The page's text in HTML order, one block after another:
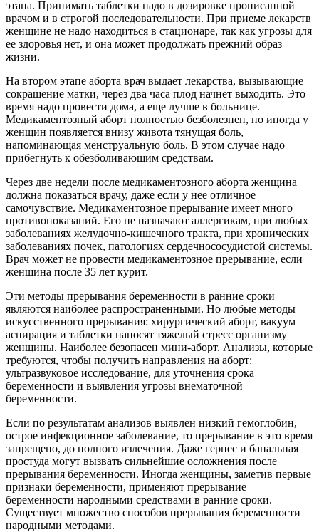
этапа. Принимать таблетки надо в дозировке прописанной
врачом и в строгой последовательности. При приеме лекарств
женщине не надо находиться в стационаре, так как угрозы для
ее здоровья нет, и она может продолжать прежний образ
жизни.
На втором этапе аборта врач выдает лекарства, вызывающие
сокращение матки, через два часа плод начнет выходить. Это
время надо провести дома, а еще лучше в больнице.
Медикаментозный аборт полностью безболезнен, но иногда у
женщин появляется внизу живота тянущая боль,
напоминающая менструальную боль. В этом случае надо
прибегнуть к обезболивающим средствам.
Через две недели после медикаментозного аборта женщина
должна показаться врачу, даже если у нее отличное
самочувствие. Медикаментозное прерывание имеет много
противопоказаний. Его не назначают аллергикам, при любых
заболеваниях желудочно-кишечного тракта, при хронических
заболеваниях почек, патологиях сердечнососудистой системы.
Врач может не провести медикаментозное прерывание, если
женщина после 35 лет курит.
Эти методы прерывания беременности в ранние сроки
являются наиболее распространенными. Но любые методы
искусственного прерывания: хирургический аборт, вакуум
аспирация и таблетки наносят тяжелый стресс организму
женщины. Наиболее безопасен мини-аборт. Анализы, которые
требуются, чтобы получить направления на аборт:
ультразвуковое исследование, для уточнения срока
беременности и выявления угрозы внематочной
беременности.
Если по результатам анализов выявлен низкий гемоглобин,
острое инфекционное заболевание, то прерывание в это время
запрещено, до полного излечения. Даже герпес и банальная
простуда могут вызвать сильнейшие осложнения после
прерывания беременности. Иногда женщины, заметив первые
признаки беременности, применяют прерывание
беременности народными средствами в ранние сроки.
Существует множество способов прерывания беременности
народными методами.